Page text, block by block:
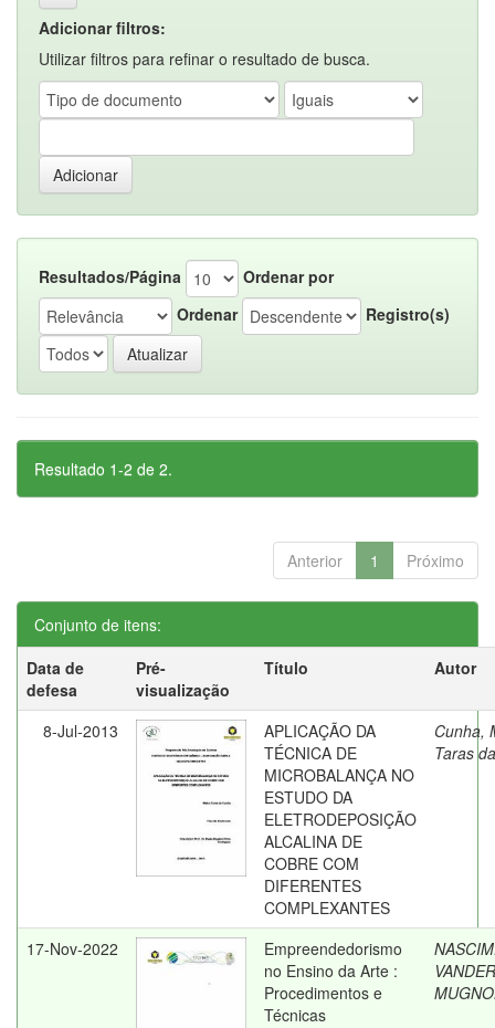
Adicionar filtros:
Utilizar filtros para refinar o resultado de busca.
Resultados/Página
Ordenar por
Ordenar
Registro(s)
Resultado 1-2 de 2.
Anterior 1 Próximo
Conjunto de itens:
Data de
defesa
Pré-
visualização
Título Autor
8-Jul-2013
APLICAÇÃO DA
TÉCNICA DE
MICROBALANÇA NO
ESTUDO DA
ELETRODEPOSIÇÃO
ALCALINA DE
COBRE COM
DIFERENTES
COMPLEXANTES
Cunha,
Taras da
17-Nov-2022
Empreendedorismo
no Ensino da Arte :
Procedimentos e
Técnicas